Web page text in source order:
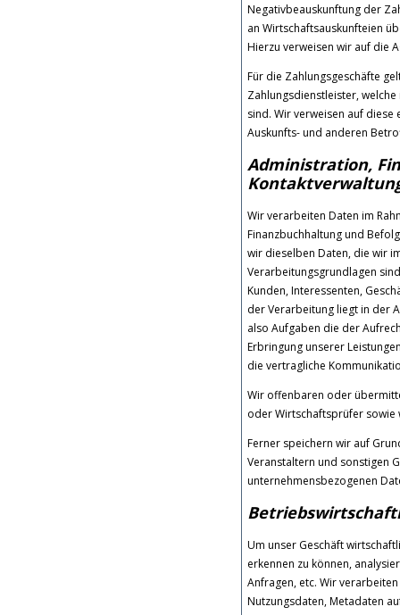
Negativbeauskunftung der
an Wirtschaftsauskunfteien
Hierzu verweisen wir auf die
Für die Zahlungsgeschäfte
Zahlungsdienstleister,
sind. Wir verweisen auf
Auskunfts- und anderen
Administration,
Wir verarbeiten Daten im
Finanzbuchhaltung und
wir dieselben Daten, die wir
Verarbeitungsgrundlagen
Kunden, Interessenten,
der Verarbeitung liegt in der
also Aufgaben die der
Erbringung unserer
die vertragliche
Wir offenbaren oder
oder Wirtschaftsprüfer sowie
Ferner speichern wir auf
Veranstaltern und sonstigen
unternehmensbezogenen
Um unser Geschäft
erkennen zu können,
Anfragen, etc. Wir
Nutzungsdaten, Metadaten